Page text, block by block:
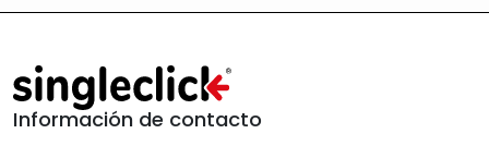
Información de contacto